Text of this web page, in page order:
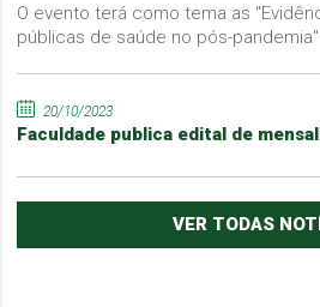
O evento terá como tema as
públicas de saúde no pós-pandemia"
20/10/2023
Faculdade publica edital de
VER TODAS